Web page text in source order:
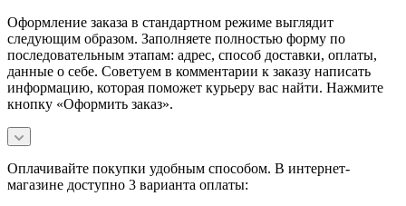
Оформление заказа в стандартном режиме выглядит
следующим образом. Заполняете полностью форму по
последовательным этапам: адрес, способ доставки, оплаты,
данные о себе. Советуем в комментарии к заказу написать
информацию, которая поможет курьеру вас найти. Нажмите
кнопку «Оформить заказ».
Оплачивайте покупки удобным способом. В интернет-
магазине доступно 3 варианта оплаты: